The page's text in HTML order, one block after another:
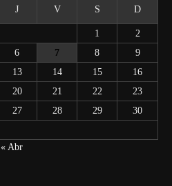
J V S D
1
2
6 7 8
9
13 14 15
16
20 21 22
23
27 28 29
30
« Abr